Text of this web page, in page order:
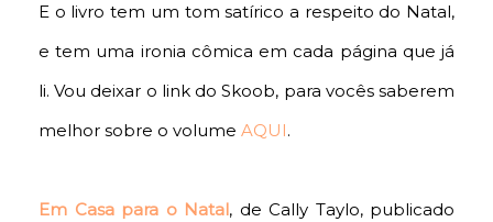
E o livro tem um tom satírico a respeito do Natal,
e tem uma ironia cômica em cada página que já
li. Vou deixar o link do Skoob, para vocês saberem
melhor sobre o volume AQUI.
Em Casa para o Natal, de Cally Taylo, publicado